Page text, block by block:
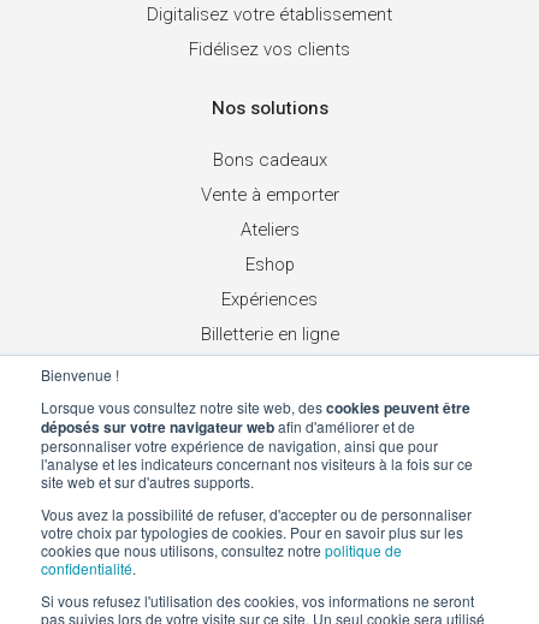
Bienvenue !
Lorsque vous consultez notre site web, descookies peuvent être
déposés sur votre navigateur webafin d'améliorer et de
personnaliser votre expérience de navigation, ainsi que pour
l'analyse et les indicateurs concernant nos visiteurs à la fois sur ce
site web et sur d'autres supports.
Vous avez la possibilité de refuser, d'accepter ou de personnaliser
votre choix par typologies de cookies. Pour en savoir plus sur les
cookies que nous utilisons, consultez notre politique de
confidentialité.
Si vous refusez l'utilisation des cookies, vos informations ne seront
pas suivies lors de votre visite sur ce site. Un seul cookie sera utilisé
Digitalisez votre établissement
Fidélisez vos clients
Nos solutions
Bons cadeaux
Vente à emporter
Ateliers
Eshop
Expériences
Billetterie en ligne
Chèques cadeaux réseau
Suivez-nous
Contactez-nous
Email :contact@mybeezbox.com